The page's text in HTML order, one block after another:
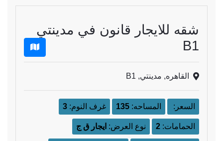
شقه للايجار قانون في مدينتي
B1
القاهره, مدينتي, B1
السعر: المساحه: 135 غرف النوم: 3
الحمامات: 2 نوع العرض: ايجار ق ج